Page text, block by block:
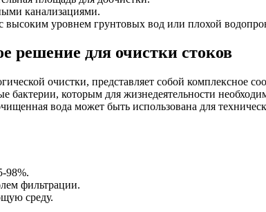
канализациями.
высоким уровнем грунтовых вод или плохой
решение для очистки стоков
очистки, представляет собой комплексное
бактерии, которым для жизнедеятельности
вода может быть использована для
98%.
фильтрации.
среду.